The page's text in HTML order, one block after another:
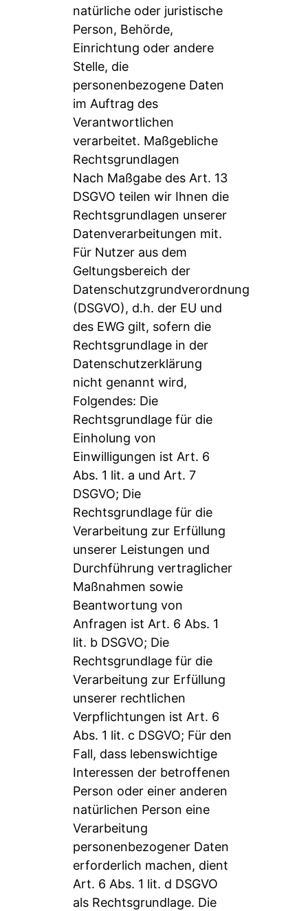
natürliche oder juristische
Person, Behörde,
Einrichtung oder andere
Stelle, die
personenbezogene Daten
im Auftrag des
Verantwortlichen
verarbeitet. Maßgebliche
Rechtsgrundlagen
Nach Maßgabe des Art. 13
DSGVO teilen wir Ihnen die
Rechtsgrundlagen unserer
Datenverarbeitungen mit.
Für Nutzer aus dem
Geltungsbereich der
Datenschutzgrundverordnung
(DSGVO), d.h. der EU und
des EWG gilt, sofern die
Rechtsgrundlage in der
Datenschutzerklärung
nicht genannt wird,
Folgendes: Die
Rechtsgrundlage für die
Einholung von
Einwilligungen ist Art. 6
Abs. 1 lit. a und Art. 7
DSGVO; Die
Rechtsgrundlage für die
Verarbeitung zur Erfüllung
unserer Leistungen und
Durchführung vertraglicher
Maßnahmen sowie
Beantwortung von
Anfragen ist Art. 6 Abs. 1
lit. b DSGVO; Die
Rechtsgrundlage für die
Verarbeitung zur Erfüllung
unserer rechtlichen
Verpflichtungen ist Art. 6
Abs. 1 lit. c DSGVO; Für den
Fall, dass lebenswichtige
Interessen der betroffenen
Person oder einer anderen
natürlichen Person eine
Verarbeitung
personenbezogener Daten
erforderlich machen, dient
Art. 6 Abs. 1 lit. d DSGVO
als Rechtsgrundlage. Die